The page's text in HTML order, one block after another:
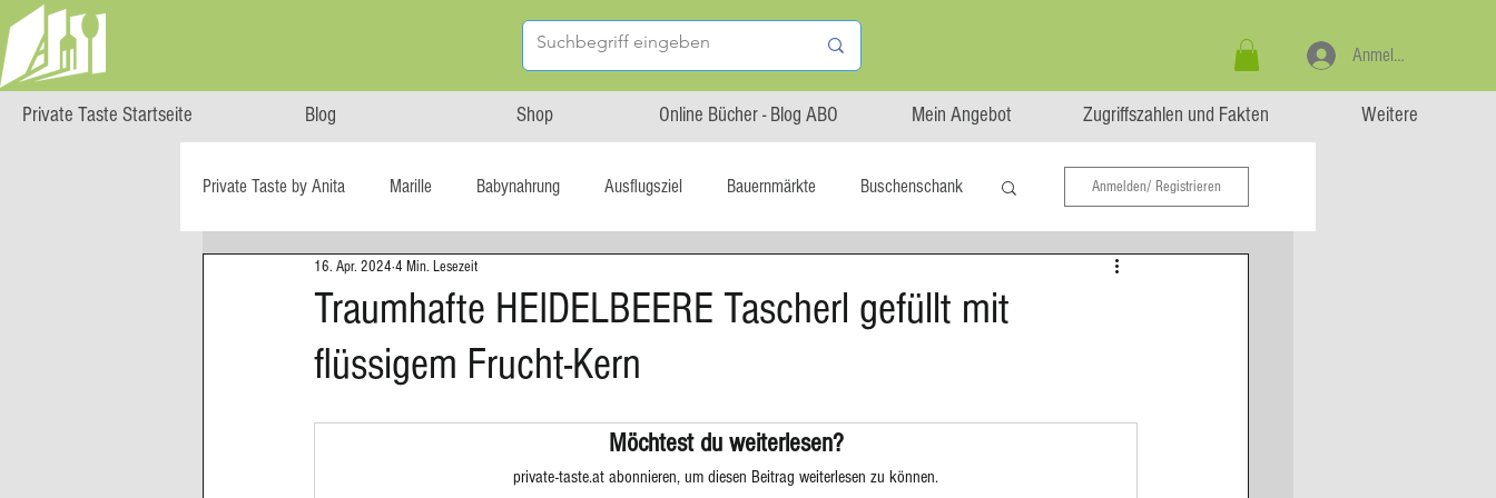
Private Taste Startseite Blog Shop Online Bücher - Blog ABO Mein Angebot Zugriffszahlen und Fakten Weitere
Anmelden
Private Taste by Anita Marille Babynahrung Ausflugsziel Bauernmärkte Buschenschank
Cooking Class HERZGENUSS
Reise-Blog Regional statt global Startup
Blechkuchen Brot Biskuit
Anmelden/ Registrieren
Traumhafte HEIDELBEERE Tascherl gefüllt mit
flüssigem Frucht-Kern
16. Apr. 2024 4 Min. Lesezeit
Möchtest du weiterlesen?
private-taste.at abonnieren, um diesen Beitrag weiterlesen zu können.